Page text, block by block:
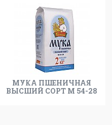
МУКА ПШЕНИЧНАЯ
ВЫСШИЙ СОРТ М 54-28